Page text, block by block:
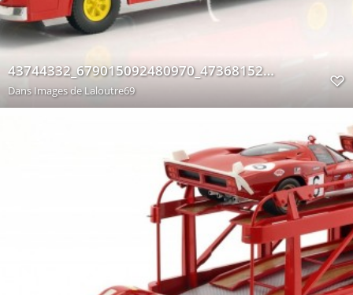
43744332_679015092480970_4736815269211537408_n
DansImages de Laloutre69